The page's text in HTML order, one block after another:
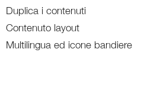
Duplica i contenuti
Contenuto layout
Multilingua ed icone bandiere